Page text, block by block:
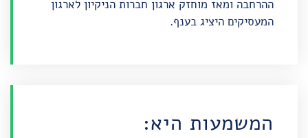
ההרחבה ומאז מוחזק ארגון חברות הניקיון לארגון
המעסיקים היציג בענף.
המשמעות היא: